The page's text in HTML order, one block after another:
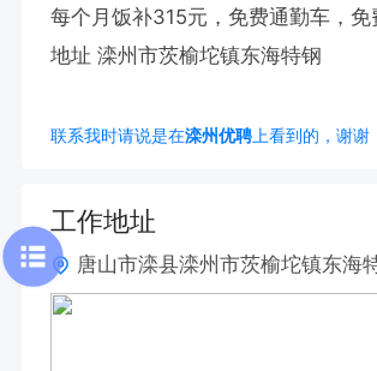
每个月饭补315元，免费通勤车，免
地址 滦州市茨榆坨镇东海特钢
联系我时请说是在滦州优聘上看到的，谢谢
工作地址
唐山市滦县滦州市茨榆坨镇东海